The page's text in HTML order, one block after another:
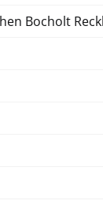
Bocholt